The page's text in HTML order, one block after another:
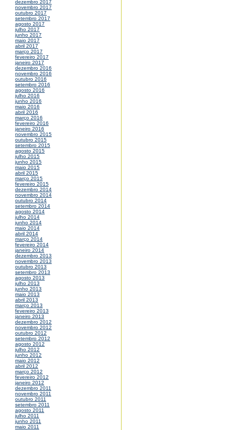
dezembro 2017
novembro 2017
outubro 2017
setembro 2017
agosto 2017
julho 2017
junho 2017
maio 2017
abril 2017
março 2017
fevereiro 2017
janeiro 2017
dezembro 2016
novembro 2016
outubro 2016
setembro 2016
agosto 2016
julho 2016
junho 2016
maio 2016
abril 2016
março 2016
fevereiro 2016
janeiro 2016
novembro 2015
outubro 2015
setembro 2015
agosto 2015
julho 2015
junho 2015
maio 2015
abril 2015
março 2015
fevereiro 2015
dezembro 2014
novembro 2014
outubro 2014
setembro 2014
agosto 2014
julho 2014
junho 2014
maio 2014
abril 2014
março 2014
fevereiro 2014
janeiro 2014
dezembro 2013
novembro 2013
outubro 2013
setembro 2013
agosto 2013
julho 2013
junho 2013
maio 2013
abril 2013
março 2013
fevereiro 2013
janeiro 2013
dezembro 2012
novembro 2012
outubro 2012
setembro 2012
agosto 2012
julho 2012
junho 2012
maio 2012
abril 2012
março 2012
fevereiro 2012
janeiro 2012
dezembro 2011
novembro 2011
outubro 2011
setembro 2011
agosto 2011
julho 2011
junho 2011
maio 2011